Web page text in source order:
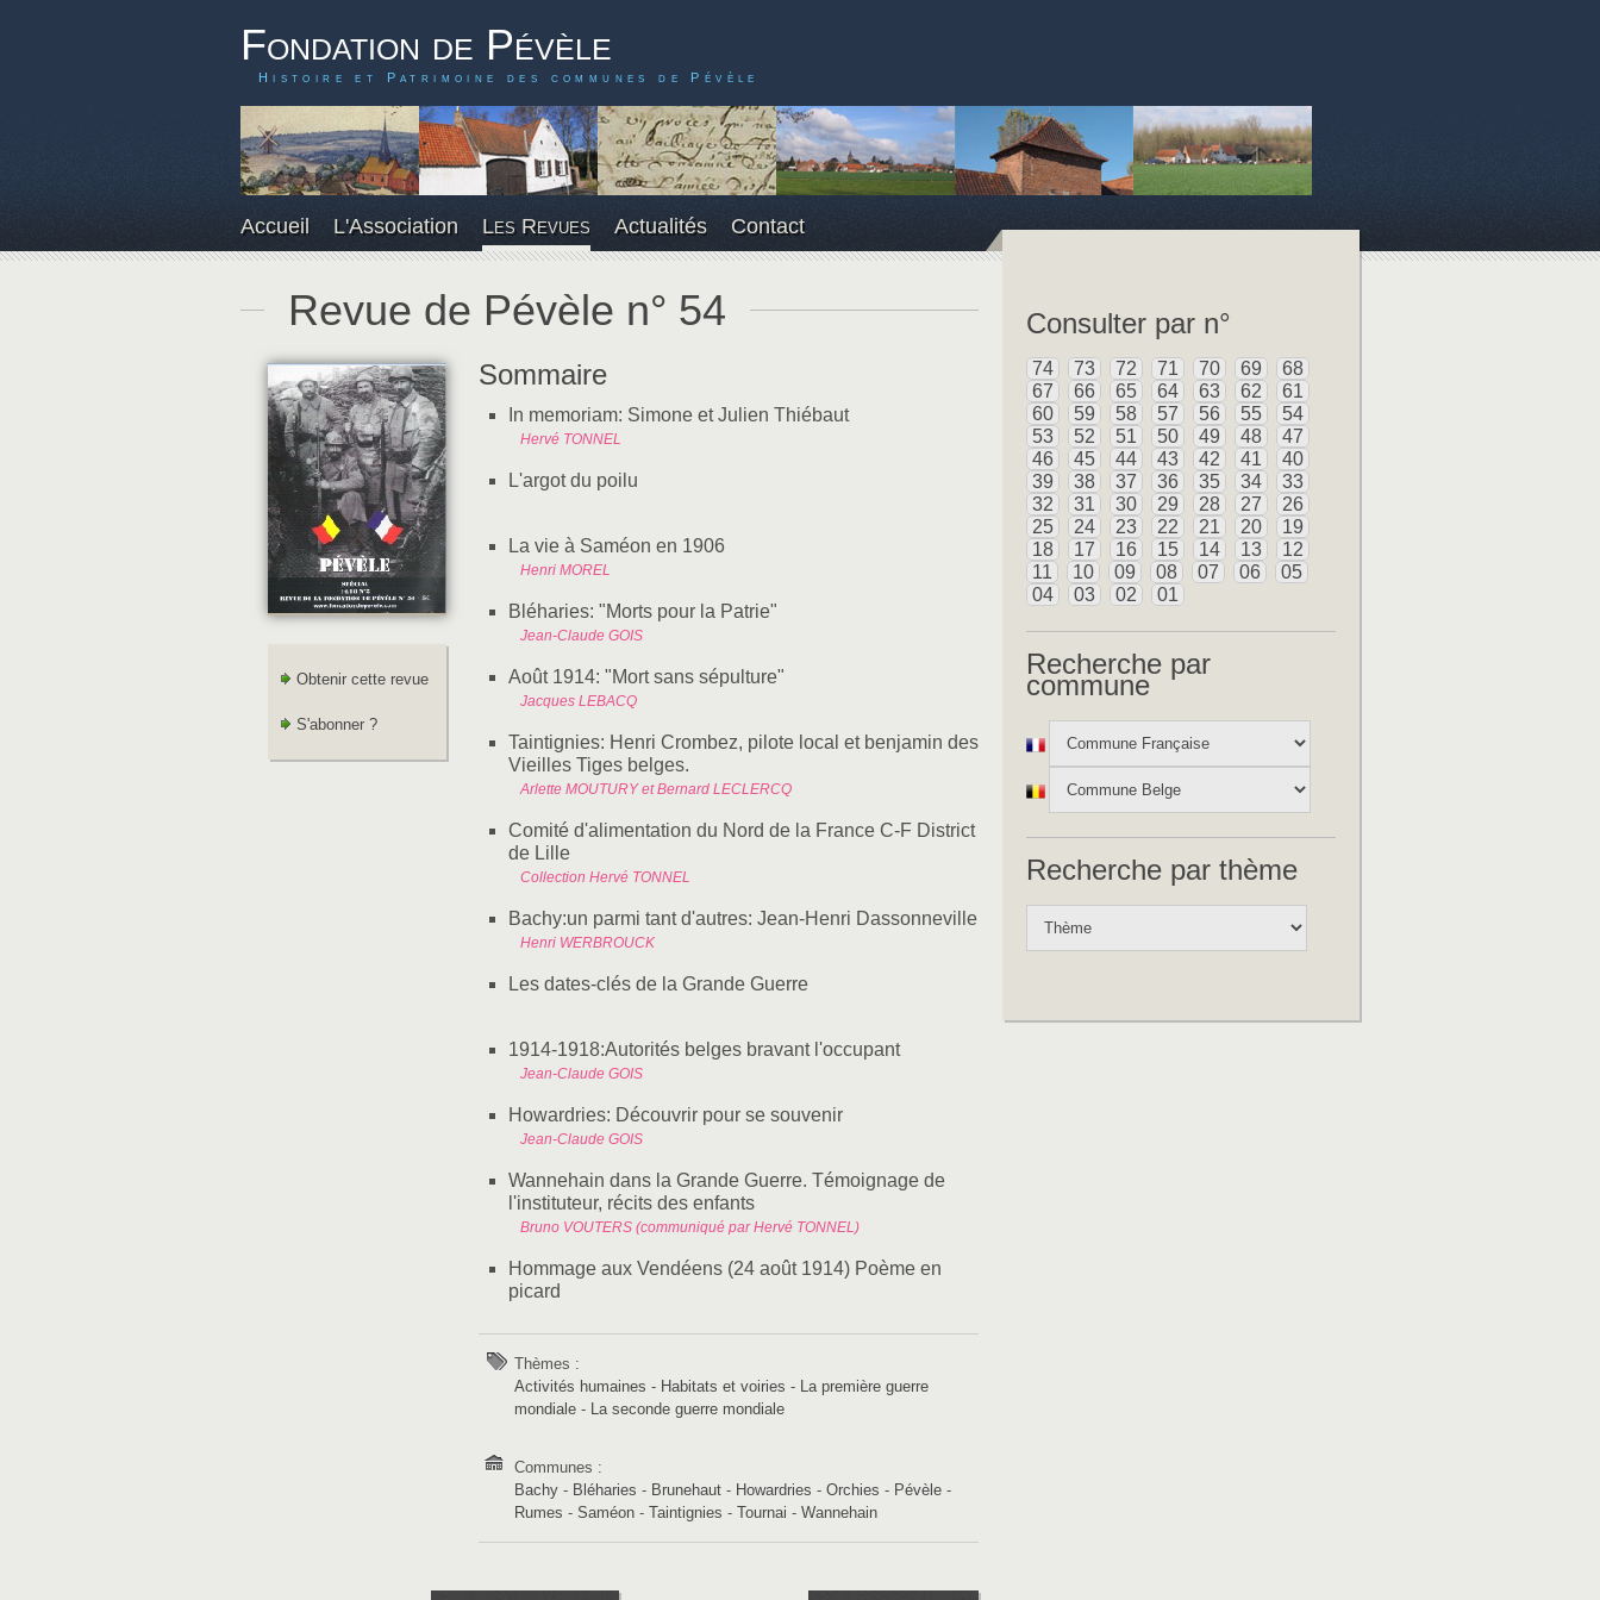
Fondation de Pévèle
Histoire et Patrimoine des communes de Pévèle
Accueil L'Association Les Revues Actualités Contact
Revue de Pévèle n° 54
Obtenir cette revue
S'abonner ?
Sommaire
In memoriam: Simone et Julien Thiébaut
Hervé TONNEL
L'argot du poilu
La vie à Saméon en 1906
Henri MOREL
Bléharies: "Morts pour la Patrie"
Jean-Claude GOIS
Août 1914: "Mort sans sépulture"
Jacques LEBACQ
Taintignies: Henri Crombez, pilote local et benjamin des
Vieilles Tiges belges.
Arlette MOUTURY et Bernard LECLERCQ
Comité d'alimentation du Nord de la France C-F District
de Lille
Collection Hervé TONNEL
Bachy:un parmi tant d'autres: Jean-Henri Dassonneville
Henri WERBROUCK
Les dates-clés de la Grande Guerre
1914-1918:Autorités belges bravant l'occupant
Jean-Claude GOIS
Howardries: Découvrir pour se souvenir
Jean-Claude GOIS
Wannehain dans la Grande Guerre. Témoignage de
l'instituteur, récits des enfants
Bruno VOUTERS (communiqué par Hervé TONNEL)
Hommage aux Vendéens (24 août 1914) Poème en
picard
Thèmes :
Activités humaines - Habitats et voiries - La première guerre
mondiale - La seconde guerre mondiale
Communes :
Bachy - Bléharies - Brunehaut - Howardries - Orchies - Pévèle -
Rumes - Saméon - Taintignies - Tournai - Wannehain
Consulter par n°
74 73 72 71 70 69
68
67
66 65 64 63 62
61
60
59 58 57 56 55
54
53
52 51 50 49 48
47
46
45 44 43 42 41
40
39
38 37 36 35 34
33
32
31 30 29 28 27
26
25
24 23 22 21 20
19
18
17 16 15 14 13
12
11
10 09 08 07 06
05
04
03 02 01
Recherche par
commune
Recherche par thème